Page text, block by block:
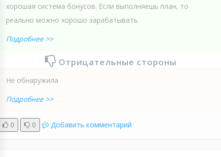
хорошая система бонусов. Если выполняешь план, то
реально можно хорошо зарабатывать.
Подробнее >>
Отрицательные стороны
Не обнаружила
Подробнее >>
0 0 Добавить комментарий